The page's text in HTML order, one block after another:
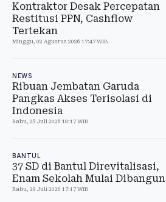
Kontraktor Desak Percepatan
Restitusi PPN, Cashflow
Tertekan
Minggu, 02 Agustus 2026 17:47 WIB
NEWS
Ribuan Jembatan Garuda
Pangkas Akses Terisolasi di
Indonesia
Rabu, 29 Juli 2026 18:17 WIB
BANTUL
37 SD di Bantul Direvitalisasi,
Enam Sekolah Mulai Dibangun
Rabu, 29 Juli 2026 17:17 WIB